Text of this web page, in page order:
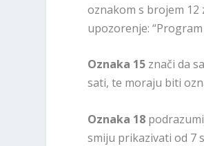
oznakom s brojem
upozorenje:
Oznaka 15 znači da
sati, te moraju biti
Oznaka 18
smiju prikazivati od 7